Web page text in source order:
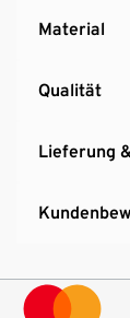
Material
Qualität
Lieferung